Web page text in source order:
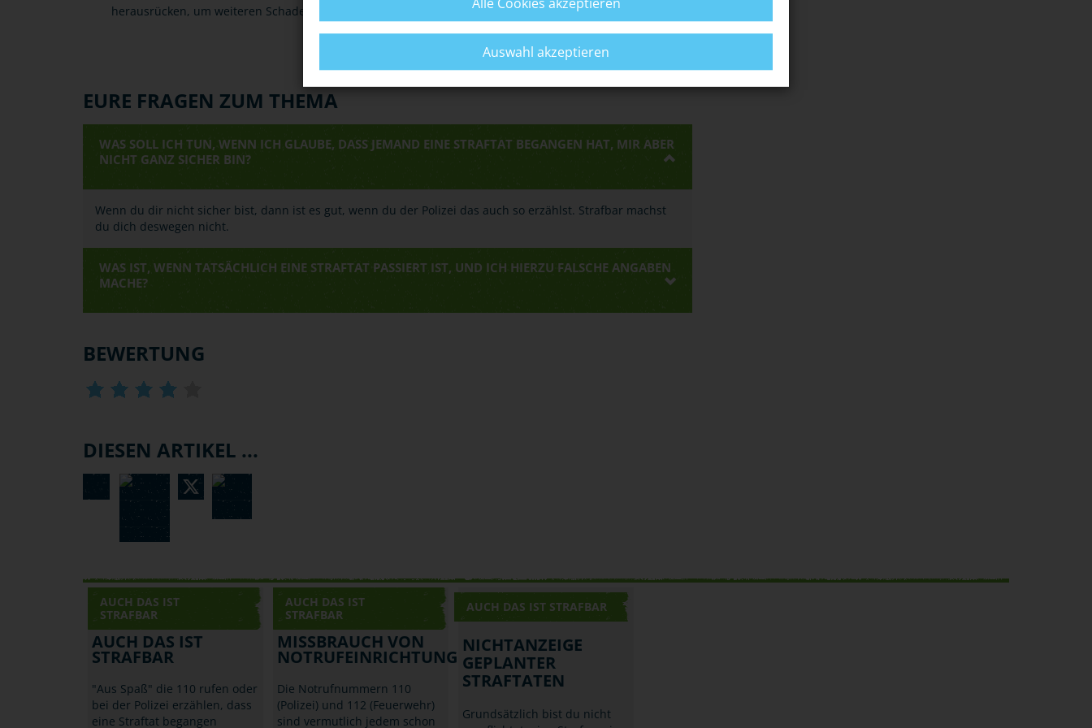
herausrücken, um weiteren Schaden zu vermeiden.
EURE FRAGEN ZUM THEMA
WAS SOLL ICH TUN, WENN ICH GLAUBE, DASS JEMAND EINE STRAFTAT BEGANGEN HAT, MIR ABER
NICHT GANZ SICHER BIN?
Wenn du dir nicht sicher bist, dann ist es gut, wenn du der Polizei das auch so erzählst. Strafbar machst
du dich deswegen nicht.
WAS IST, WENN TATSÄCHLICH EINE STRAFTAT PASSIERT IST, UND ICH HIERZU FALSCHE ANGABEN
MACHE?
BEWERTUNG
DIESEN ARTIKEL ...
AUCH DAS IST
STRAFBAR
AUCH DAS IST
STRAFBAR
"Aus Spaß" die 110 rufen oder
bei der Polizei erzählen, dass
eine Straftat begangen
AUCH DAS IST
STRAFBAR
MISSBRAUCH VON
NOTRUFEINRICHTUNGEN
Die Notrufnummern 110
(Polizei) und 112 (Feuerwehr)
sind vermutlich jedem schon
AUCH DAS IST STRAFBAR
NICHTANZEIGE
GEPLANTER
STRAFTATEN
Grundsätzlich bist du nicht
Auswahl akzeptieren